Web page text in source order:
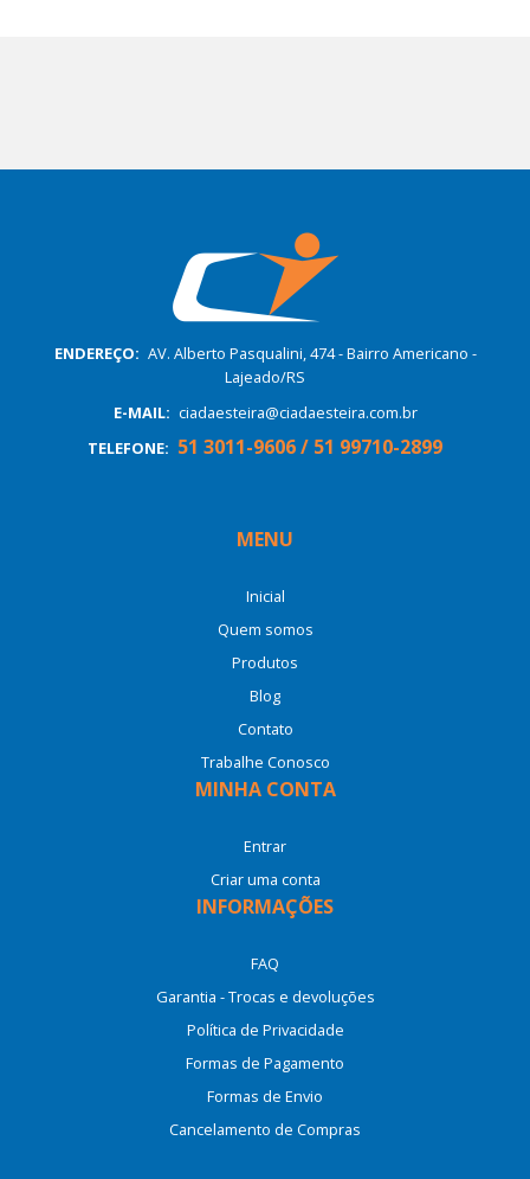
ENDEREÇO: AV. Alberto Pasqualini, 474 - Bairro Americano -
Lajeado/RS
E-MAIL: ciadaesteira@ciadaesteira.com.br
TELEFONE: 51 3011-9606 / 51 99710-2899
MENU
Inicial
Quem somos
Produtos
Blog
Contato
Trabalhe Conosco
MINHA CONTA
Entrar
Criar uma conta
INFORMAÇÕES
FAQ
Garantia - Trocas e devoluções
Política de Privacidade
Formas de Pagamento
Formas de Envio
Cancelamento de Compras